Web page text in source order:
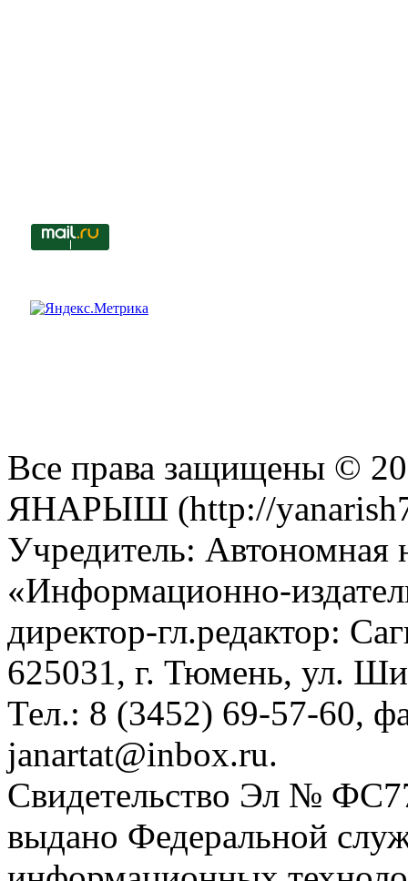
Все права защищены ©
ЯНАРЫШ (http://
Учредитель: Автономная
«Информационно-
директор-гл.редактор:
625031, г. Тюмень, ул.
Тел.: 8 (3452) 69-57-60,
janartat@inbox.ru.
Свидетельство Эл №
выдано Федеральной